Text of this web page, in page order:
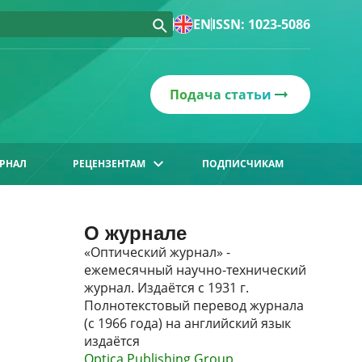
ENISSN: 1023-5086
Подача статьи
РЕЦЕНЗЕНТАМ ПОДПИСЧИКАМ
О журнале
«Оптический журнал» -
ежемесячный научно-технический
журнал. Издаётся с 1931 г.
Полнотекстовый перевод журнала
(с 1966 года) на английский язык
издаётся